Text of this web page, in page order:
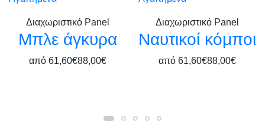
Διαχωριστικό Panel
Μπλε άγκυρα
από 61,60€88,00€
Διαχωριστικό Panel
Ναυτικοί κόμποι
από 61,60€88,00€